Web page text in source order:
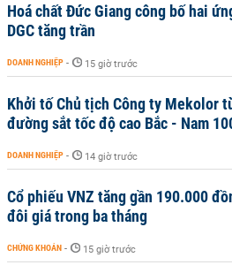
Hoá chất Đức Giang công bố hai
DGC tăng trần
DOANH NGHIỆP - 15 giờ trước
Khởi tố Chủ tịch Công ty Mekolor
đường sắt tốc độ cao Bắc - Nam
DOANH NGHIỆP - 14 giờ trước
Cổ phiếu VNZ tăng gần 190.000
đôi giá trong ba tháng
CHỨNG KHOÁN - 15 giờ trước